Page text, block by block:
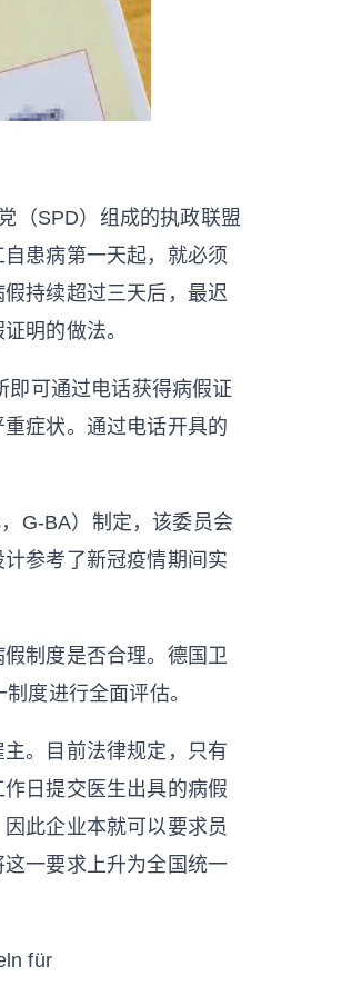
（SPD）组成的执政联盟
患病第一天起，就必须
持续超过三天后，最迟
明的做法。
即可通过电话获得病假证
症状。通过电话开具的
G-BA）制定，该委员会
参考了新冠疫情期间实
制度是否合理。德国卫
度进行全面评估。
。目前法律规定，只有
日提交医生出具的病假
此企业本就可以要求员
一要求上升为全国统一
für